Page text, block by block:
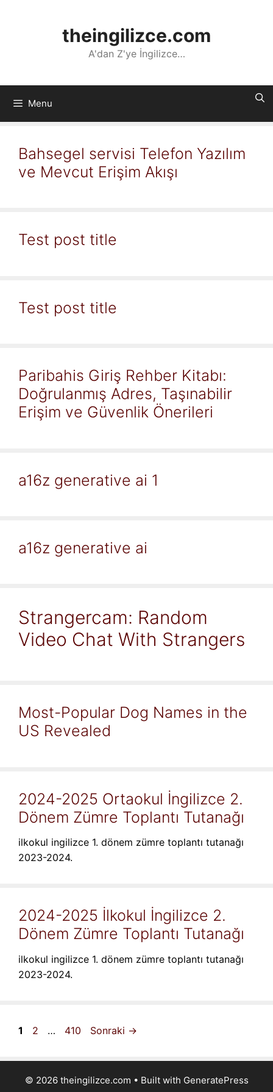
theingilizce.com
A'dan Z'ye İngilizce…
Menu
Bahsegel servisi Telefon Yazılım
ve Mevcut Erişim Akışı
Test post title
Test post title
Paribahis Giriş Rehber Kitabı:
Doğrulanmış Adres, Taşınabilir
Erişim ve Güvenlik Önerileri
a16z generative ai 1
a16z generative ai
Strangercam: Random
Video Chat With Strangers
Most-Popular Dog Names in the
US Revealed
2024-2025 Ortaokul İngilizce 2.
Dönem Zümre Toplantı Tutanağı
ilkokul ingilizce 1. dönem zümre toplantı tutanağı
2023-2024.
2024-2025 İlkokul İngilizce 2.
Dönem Zümre Toplantı Tutanağı
ilkokul ingilizce 1. dönem zümre toplantı tutanağı
2023-2024.
Sayfa
1 Sayfa
2 … Sayfa
410 Sonraki →
© 2026 theingilizce.com • Built with GeneratePress